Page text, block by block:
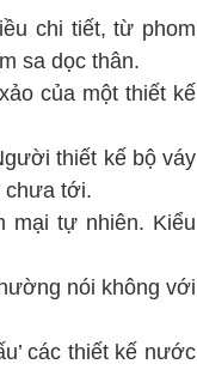
chi tiết, từ phom
sa dọc thân.
của một thiết kế
thiết kế bộ váy
chưa tới.
mại tự nhiên. Kiểu
nói không với
các thiết kế nước